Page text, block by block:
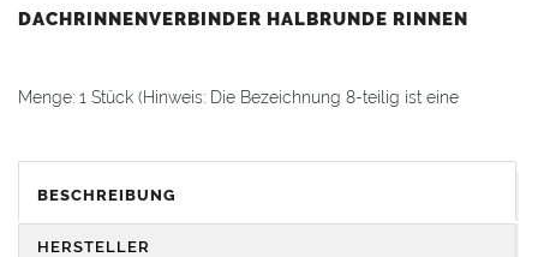
DACHRINNENVERBINDER HALBRUNDE RINNEN
Menge: 1 Stück (Hinweis: Die Bezeichnung 8-teilig ist eine
Dachrinnenverbinder
BESCHREIBUNG
HERSTELLER